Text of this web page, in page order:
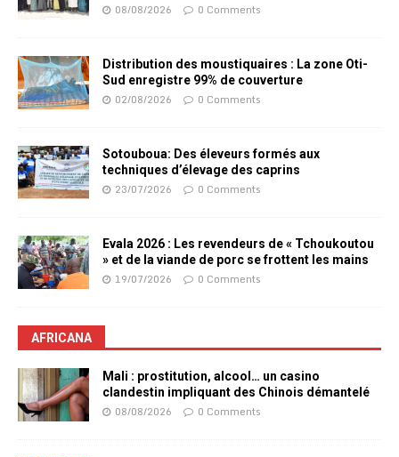
08/08/2026 0 Comments
Distribution des moustiquaires : La zone Oti-
Sud enregistre 99% de couverture
02/08/2026 0 Comments
Sotouboua: Des éleveurs formés aux
techniques d’élevage des caprins
23/07/2026 0 Comments
Evala 2026 : Les revendeurs de « Tchoukoutou
» et de la viande de porc se frottent les mains
19/07/2026 0 Comments
AFRICANA
Mali : prostitution, alcool… un casino
clandestin impliquant des Chinois démantelé
08/08/2026 0 Comments